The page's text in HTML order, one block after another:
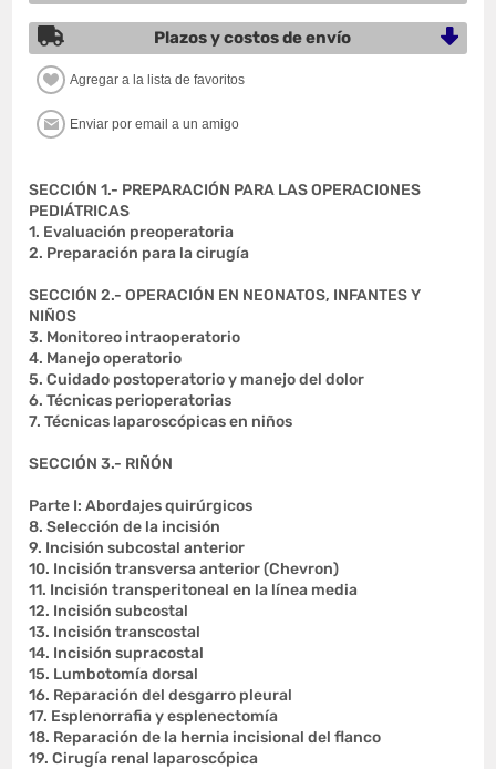
Plazos y costos de envío
SECCIÓN 1.- PREPARACIÓN PARA LAS OPERACIONES
PEDIÁTRICAS
1. Evaluación preoperatoria
2. Preparación para la cirugía
SECCIÓN 2.- OPERACIÓN EN NEONATOS, INFANTES Y
NIÑOS
3. Monitoreo intraoperatorio
4. Manejo operatorio
5. Cuidado postoperatorio y manejo del dolor
6. Técnicas perioperatorias
7. Técnicas laparoscópicas en niños
SECCIÓN 3.- RIÑÓN
Parte I: Abordajes quirúrgicos
8. Selección de la incisión
9. Incisión subcostal anterior
10. Incisión transversa anterior (Chevron)
11. Incisión transperitoneal en la línea media
12. Incisión subcostal
13. Incisión transcostal
14. Incisión supracostal
15. Lumbotomía dorsal
16. Reparación del desgarro pleural
17. Esplenorrafia y esplenectomía
18. Reparación de la hernia incisional del flanco
19. Cirugía renal laparoscópica